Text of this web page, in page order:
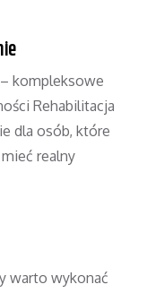
kompleksowe
Rehabilitacja
dla osób, które
realny
warto wykonać